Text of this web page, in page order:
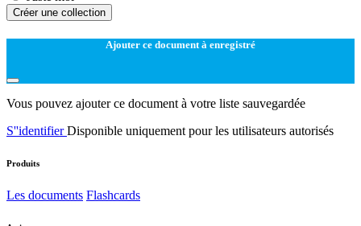
Créer une collection
Ajouter ce document à enregistré
Vous pouvez ajouter ce document à votre liste sauvegardée
S''identifierDisponible uniquement pour les utilisateurs autorisés
Produits
Les documents Flashcards